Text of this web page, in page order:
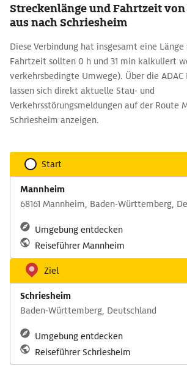
Streckenlänge und Fahrtzeit
aus nach Schriesheim
Diese Verbindung hat insgesamt eine
Fahrtzeit sollten 0 h und 31 min kalkuliert
verkehrsbedingte Umwege). Über die ADAC
lassen sich direkt aktuelle Stau- und
Verkehrsstörungsmeldungen auf der Route
Schriesheim anzeigen.
Start
Mannheim
68161 Mannheim, Baden-Württemberg,
Umgebung entdecken
Reiseführer Mannheim
Ziel
Schriesheim
Baden-Württemberg, Deutschland
Umgebung entdecken
Reiseführer Schriesheim